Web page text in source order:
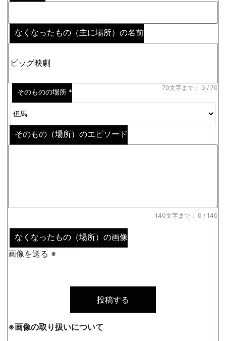
なくなったもの（主に場所）の名前
70文字まで： 0 / 70
そのものの場所 *
そのもの（場所）のエピソード
140文字まで： 0 / 140
なくなったもの（場所）の画像
画像を送る ※
※画像の取り扱いについて